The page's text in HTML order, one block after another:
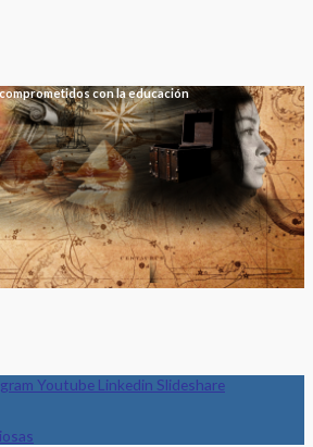
con la educación
Youtube Linkedin Slideshare